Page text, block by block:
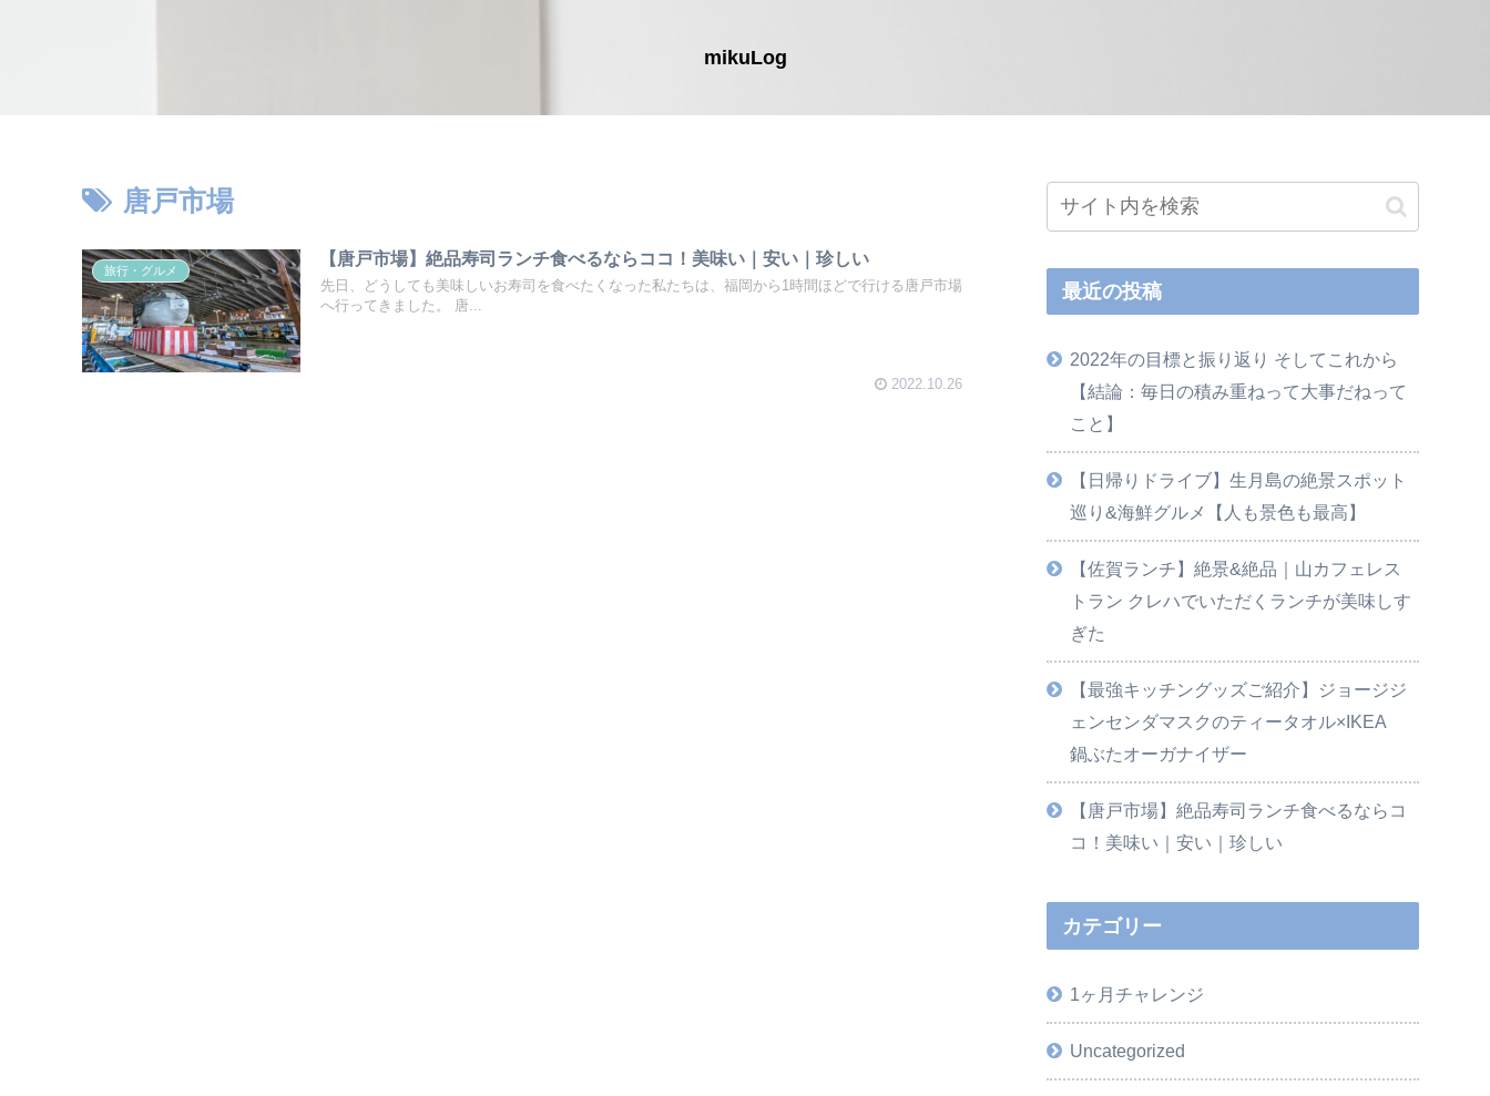
mikuLog
唐戸市場
旅行・グルメ
【唐戸市場】絶品寿司ランチ食べるならココ！美味い｜安い｜珍しい
先日、どうしても美味しいお寿司を食べたくなった私たちは、福岡から1時間ほどで行ける唐戸市場
へ行ってきました。 唐...
2022.10.26
最近の投稿
2022年の目標と振り返り そしてこれから
【結論：毎日の積み重ねって大事だねって
こと】
【日帰りドライブ】生月島の絶景スポット
巡り&海鮮グルメ【人も景色も最高】
【佐賀ランチ】絶景&絶品｜山カフェレス
トラン クレハでいただくランチが美味しす
ぎた
【最強キッチングッズご紹介】ジョージジ
ェンセンダマスクのティータオル×IKEA
鍋ぶたオーガナイザー
【唐戸市場】絶品寿司ランチ食べるならコ
コ！美味い｜安い｜珍しい
カテゴリー
1ヶ月チャレンジ
Uncategorized